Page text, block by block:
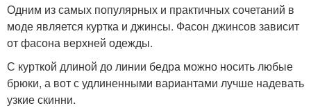
Одним из самых популярных и практичных сочетаний в
моде является куртка и джинсы. Фасон джинсов зависит
от фасона верхней одежды.
С курткой длиной до линии бедра можно носить любые
брюки, а вот с удлиненными вариантами лучше надевать
узкие скинни.